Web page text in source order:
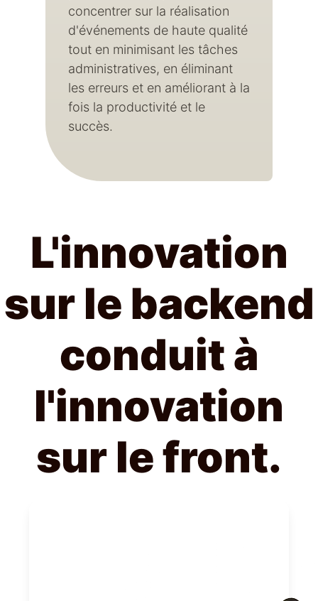
concentrer sur la réalisation
d'événements de haute qualité
tout en minimisant les tâches
administratives, en éliminant
les erreurs et en améliorant à la
fois la productivité et le
succès.
L'innovation
sur le backend
conduit à
l'innovation
sur le front.